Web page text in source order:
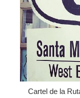
Cartel de la